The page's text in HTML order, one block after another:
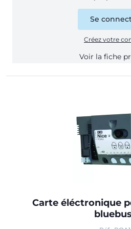
Se
Créez votre
Voir la fiche
Carte éléctronique